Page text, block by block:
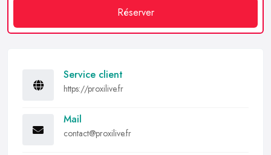
Réserver
Service client
https://proxilive.fr
Mail
contact@proxilive.fr